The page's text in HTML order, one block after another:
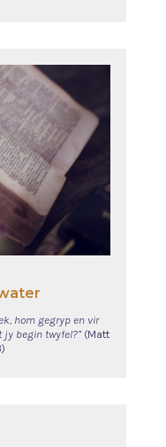
hom gegryp en vir
jy begin twyfel?” (Matt